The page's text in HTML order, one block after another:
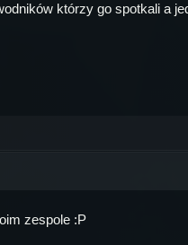
którzy go spotkali a
zespole :P